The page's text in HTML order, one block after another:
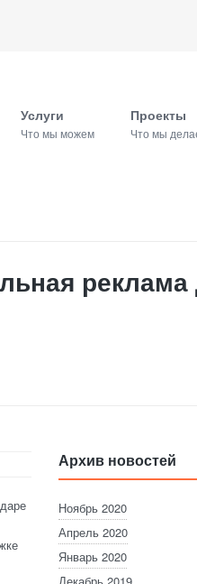
Услуги
Что мы можем
Проекты
Что мы
реклама
Архив новостей
Ноябрь 2020
Апрель 2020
Январь 2020